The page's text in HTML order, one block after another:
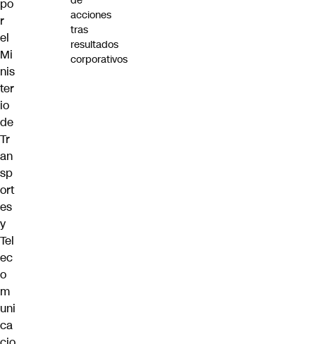
po
r
el
Mi
nis
ter
io
de
Tr
an
sp
ort
es
y
Tel
ec
o
m
uni
ca
acciones
tras
resultados
corporativos